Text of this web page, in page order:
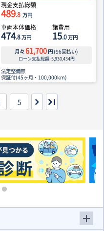
現金支払総額
489.8 万円
車両本体価格
474.8万円
諸費用
15.0万円
月々 61,700 円 (96回払い)
ローン支払総額 5,930,434円
法定整備無
保証付(45ヶ月・100,000km)
5